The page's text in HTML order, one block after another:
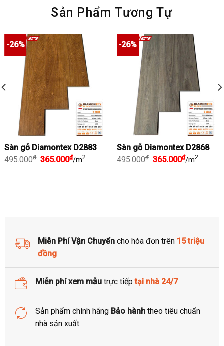
Sản Phẩm Tương Tự
-26%
Sàn gỗ Diamontex D2883
495.000₫ Giá
gốc
365.000₫Giá
hiện
/m2
-26%
Sàn gỗ Diamontex D2868
495.000₫ Giá
gốc
365.000₫Giá
hiện
/m2
Free Shipping
Miễn Phí Vận Chuyểncho hóa đơn trên 15 triệu
đồng
Miễn phí xem mẫutrực tiếptạinhà 24/7
Sản phẩm chính hãng Bảo hành theo tiêu chuẩn
nhà sản xuất.